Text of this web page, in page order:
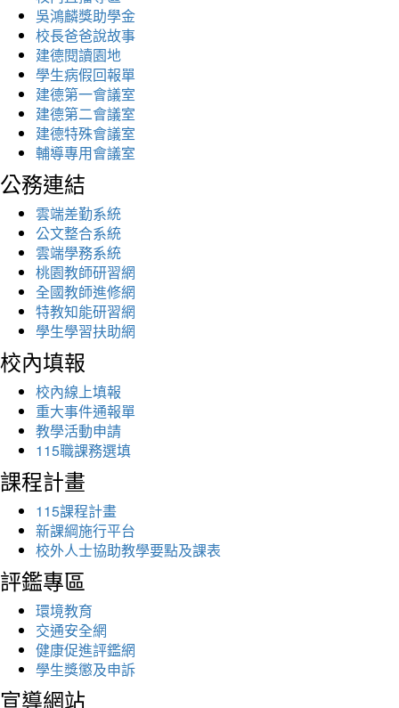
吳鴻麟獎助學金
校長爸爸說故事
建德閱讀園地
學生病假回報單
建德第一會議室
建德第二會議室
建德特殊會議室
輔導專用會議室
公務連結
雲端差勤系統
公文整合系統
雲端學務系統
桃園教師研習網
全國教師進修網
特教知能研習網
學生學習扶助網
校內填報
校內線上填報
重大事件通報單
教學活動申請
115職課務選填
課程計畫
115課程計畫
新課綱施行平台
校外人士協助教學要點及課表
評鑑專區
環境教育
交通安全網
健康促進評鑑網
學生獎懲及申訴
宣導網站